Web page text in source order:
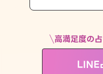
LINE占いを開く
※LINEアプリ内のサービスページへ遷移し
高満足度の
LINE